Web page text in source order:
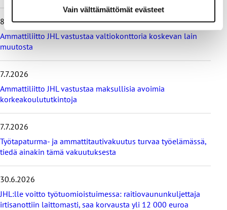
Vain välttämättömät evästeet
i
s
i
ä
t
u
u
t
i
e
t
8.7.2026
Ammattiliitto JHL vastustaa valtiokonttoria koskevan lain
muutosta
7.7.2026
Ammattiliitto JHL vastustaa maksullisia avoimia
korkeakoulututkintoja
7.7.2026
Työtapaturma- ja ammattitautivakuutus turvaa työelämässä,
tiedä ainakin tämä vakuutuksesta
30.6.2026
JHL:lle voitto työtuomioistuimessa: raitiovaununkuljettaja
irtisanottiin laittomasti, saa korvausta yli 12 000 euroa